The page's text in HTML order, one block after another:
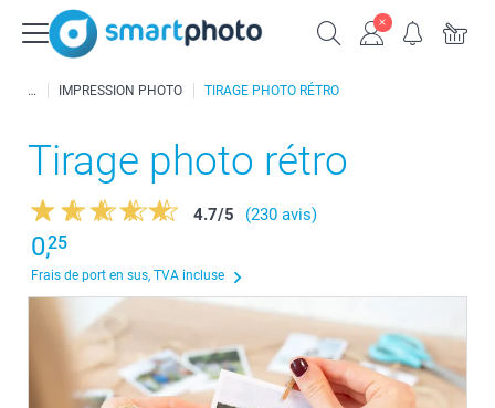
IMPRESSION PHOTO TIRAGE PHOTO RÉTRO
Tirage photo rétro
4.7/5 (230 avis)
0,25
Frais de port en sus, TVA incluse